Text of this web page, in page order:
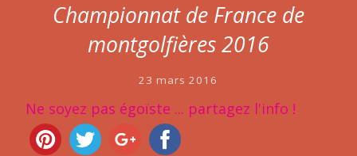
Championnat de France de
montgolfières 2016
23 mars 2016
Ne soyez pas égoïste ... partagez l'info !